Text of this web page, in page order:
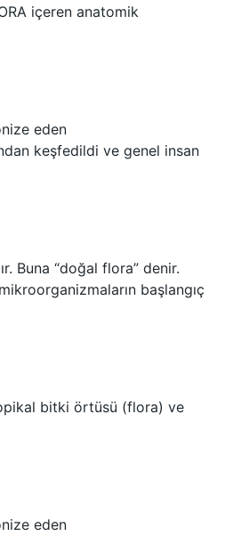
içeren anatomik
eden
keşfedildi ve genel insan
Buna “doğal flora” denir.
başlangıç
bitki örtüsü (flora) ve
eden